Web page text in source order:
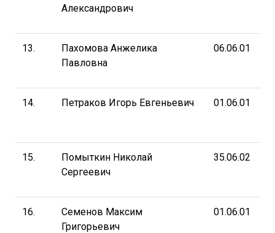
Александрович
13.
Пахомова Анжелика
Павловна
06.06.01
14. Петраков Игорь Евгеньевич 01.06.01
15.
Помыткин Николай
Сергеевич
35.06.02
16.
Семенов Максим
Григорьевич
01.06.01